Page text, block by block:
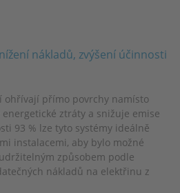
nákladů, zvýšení účinnosti
ohřívají přímo povrchy namísto
ztráty a snižuje emise
93 % lze tyto systémy ideálně
instalacemi, aby bylo možné
způsobem podle
nákladů na elektřinu z